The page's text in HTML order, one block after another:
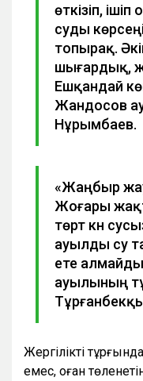
өткізіп,
суды
топырақ.
шығардық,
Ешқандай
Жандосов
Нұрымбаев.
«Жаңбыр
Жоғары
төрт күн
ауылды су
ете
ауылының
Жергілікті
емес, оған